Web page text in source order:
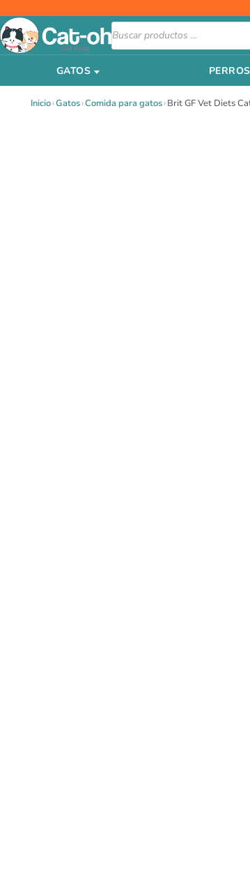
al
contenido
Búsqueda
de
productos
GATOS
Inicio›Gatos›Comida para gatos›Brit GF Vet Diets